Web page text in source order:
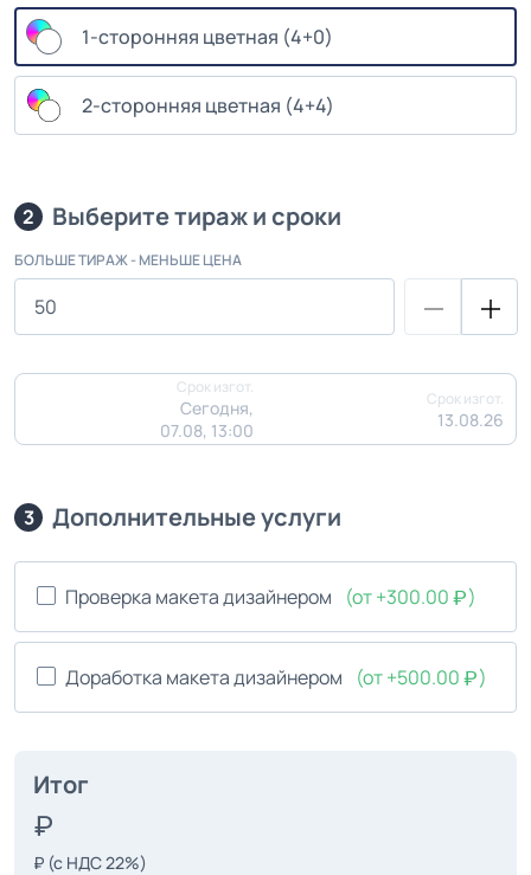
1-сторонняя цветная (4+0)
2-сторонняя цветная (4+4)
2 Выберите тираж и сроки
БОЛЬШЕ ТИРАЖ - МЕНЬШЕ ЦЕНА
Срок изгот.
Сегодня,
07.08, 13:00
Срок изгот.
13.08.26
3 Дополнительные услуги
Проверка макета дизайнером (от +300.00 )
Доработка макета дизайнером (от +500.00 )
Итог
₽ (с НДС 22%)